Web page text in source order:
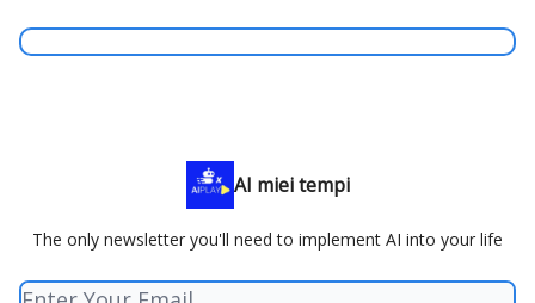
AI miei tempi
The only newsletter you'll need to implement AI into your life